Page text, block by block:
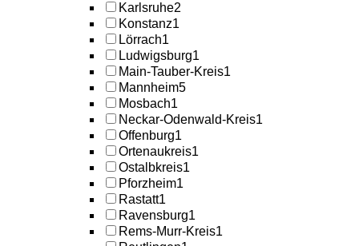
Karlsruhe2
Konstanz1
Lörrach1
Ludwigsburg1
Main-Tauber-Kreis1
Mannheim5
Mosbach1
Neckar-Odenwald-Kreis1
Offenburg1
Ortenaukreis1
Ostalbkreis1
Pforzheim1
Rastatt1
Ravensburg1
Rems-Murr-Kreis1